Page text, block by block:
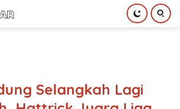
Selangkah Lagi